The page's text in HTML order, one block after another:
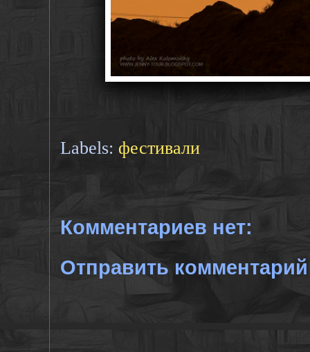
Labels: фестивали
Комментариев нет:
Отправить комментарий